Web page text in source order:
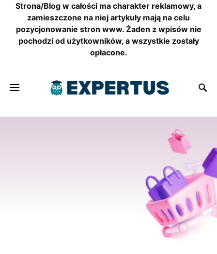
Strona/Blog w całości ma charakter reklamowy, a
zamieszczone na niej artykuły mają na celu
pozycjonowanie stron www. Żaden z wpisów nie
pochodzi od użytkowników, a wszystkie zostały
opłacone.